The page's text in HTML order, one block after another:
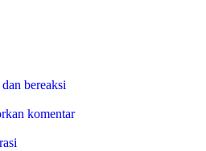
bereaksi
komentar